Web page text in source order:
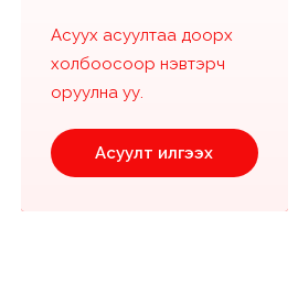
Асуух асуултаа доорх
холбоосоор нэвтэрч
оруулна уу.
Асуулт илгээх